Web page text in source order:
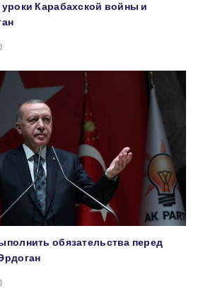
Карабахской войны и
обязательства перед